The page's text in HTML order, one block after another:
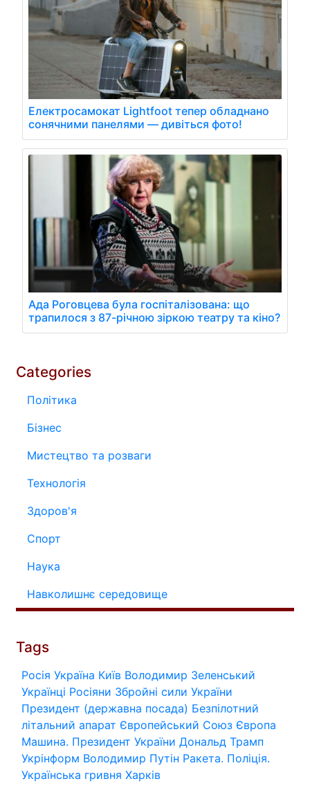
Електросамокат Lightfoot тепер обладнано
сонячними панелями — дивіться фото!
Ада Роговцева була госпіталізована: що
трапилося з 87-річною зіркою театру та кіно?
Categories
Політика
Бізнес
Мистецтво та розваги
Технологія
Здоров'я
Спорт
Наука
Навколишнє середовище
Tags
Росія Україна Київ Володимир Зеленський
Українці Росіяни Збройні сили України
Президент (державна посада) Безпілотний
літальний апарат Європейський Союз Європа
Машина. Президент України Дональд Трамп
Укрінформ Володимир Путін Ракета. Поліція.
Українська гривня Харків